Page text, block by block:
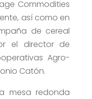
Commodities
así como en
de cereal
el director de
Agro-
Catón.
mesa redonda